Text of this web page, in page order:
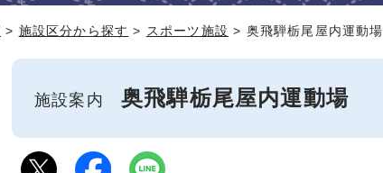
> 施設区分から探す > スポーツ施設 > 奥飛騨栃尾屋内運動場
施設案内 奥飛騨栃尾屋内運動場